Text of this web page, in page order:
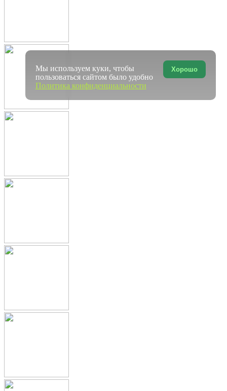
Хорошо
Мы используем куки, чтобы
пользоваться сайтом было удобно
Политика конфиденциальности